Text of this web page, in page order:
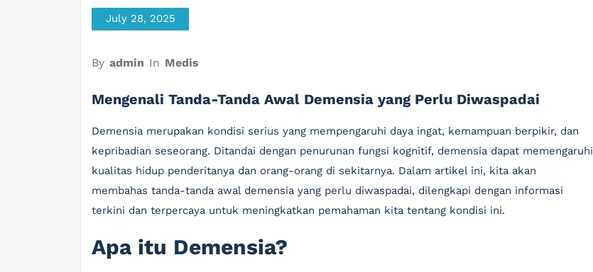
July 28, 2025
By admin In Medis
Mengenali Tanda-Tanda Awal Demensia yang Perlu Diwaspadai
Demensia merupakan kondisi serius yang mempengaruhi daya ingat, kemampuan berpikir, dan
kepribadian seseorang. Ditandai dengan penurunan fungsi kognitif, demensia dapat memengaruhi
kualitas hidup penderitanya dan orang-orang di sekitarnya. Dalam artikel ini, kita akan
membahas tanda-tanda awal demensia yang perlu diwaspadai, dilengkapi dengan informasi
terkini dan terpercaya untuk meningkatkan pemahaman kita tentang kondisi ini.
Apa itu Demensia?